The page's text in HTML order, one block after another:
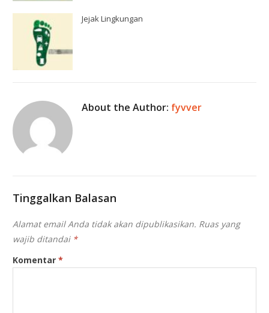
Jejak Lingkungan
About the Author: fyvver
Tinggalkan Balasan
Alamat email Anda tidak akan dipublikasikan. Ruas yang
wajib ditandai *
Komentar*